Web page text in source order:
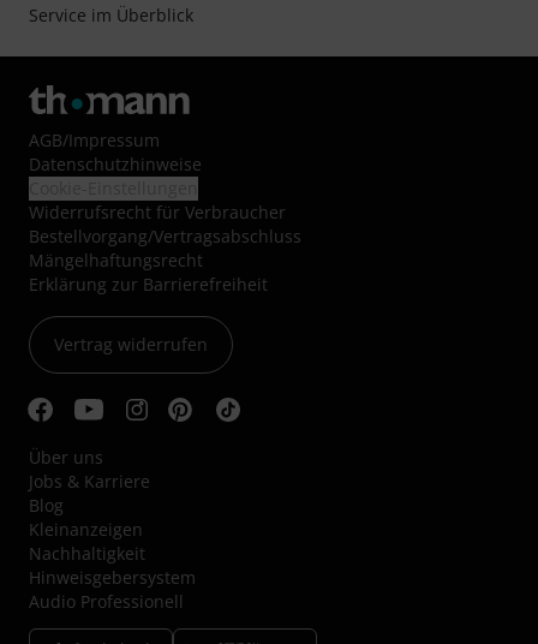
Service im Überblick
AGB/Impressum
Datenschutzhinweise
Widerrufsrecht für Verbraucher
Bestellvorgang/Vertragsabschluss
Mängelhaftungsrecht
Erklärung zur Barrierefreiheit
Vertrag widerrufen
Über uns
Jobs & Karriere
Blog
Kleinanzeigen
Nachhaltigkeit
Hinweisgebersystem
Audio Professionell